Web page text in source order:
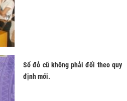
Sổ đỏ cũ không phải đổi theo quy
định mới.